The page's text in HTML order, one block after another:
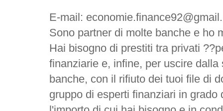
E-mail:
Sono partner di molte banche e ho
Hai bisogno di prestiti tra privati
finanziarie e, infine, per uscire
banche, con il rifiuto dei tuoi file di
gruppo di esperti finanziari in grado